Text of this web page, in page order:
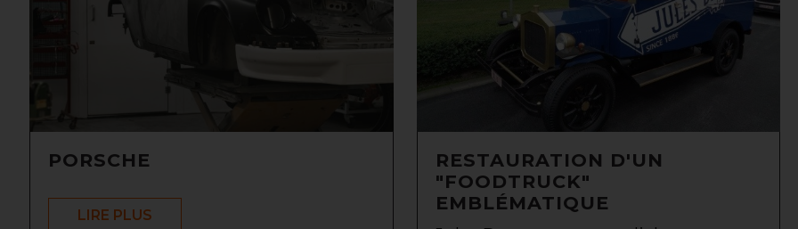
PORSCHE
LIRE PLUS
RESTAURATION D'UN
"FOODTRUCK"
EMBLÉMATIQUE